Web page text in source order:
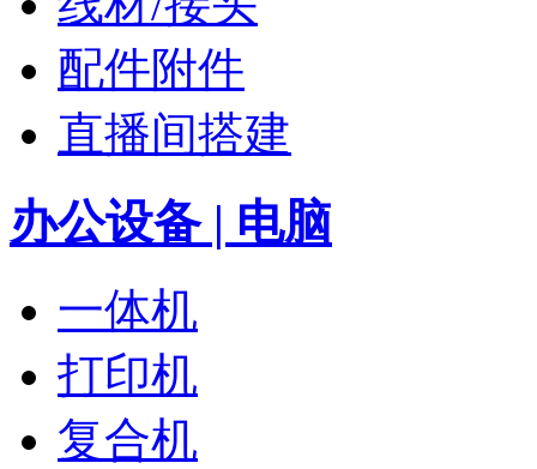
配件附件
直播间搭建
办公设备 | 电脑
一体机
打印机
复合机